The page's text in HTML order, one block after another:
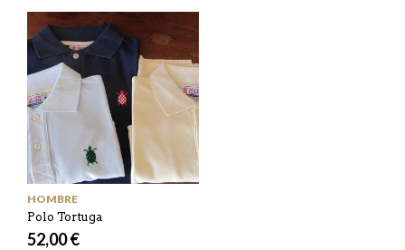
HOMBRE
Polo Tortuga
52,00 €